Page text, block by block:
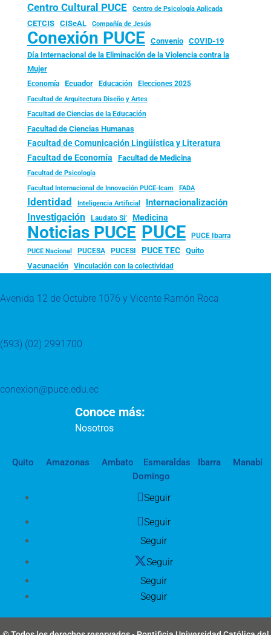
Centro Cultural PUCE Centro de Psicología Aplicada
CETCIS CISeAL Compañía de Jesús
Conexión PUCE Convenio
COVID-19
Día Internacional de la Eliminación de la Violencia contra la
Mujer
Economía Ecuador Educación Elecciones 2025
Facultad de Arquitectura Diseño y Artes
Facultad de Ciencias de la Educación
Facultad de Ciencias Humanas
Facultad de Comunicación Lingüística y Literatura
Facultad de Economía Facultad de Medicina
Facultad de Psicología
Facultad Internacional de Innovación PUCE-Icam FADA
Identidad Inteligencia Artificial Internacionalización
Investigación Laudato Si’ Medicina
Noticias PUCE PUCE PUCE Ibarra
PUCE Nacional PUCESA PUCESI PUCE TEC
Quito
Vacunación
Vinculación con la colectividad
Avenida 12 de Octubre 1076 y Vicente Ramón Roca
(593) (02) 2991700
conexion@puce.edu.ec
Conoce más:
Nosotros
Quito Amazonas Ambato Esmeraldas Ibarra
Manabí
Domingo
Seguir
Seguir
Seguir
Seguir
Seguir
Seguir